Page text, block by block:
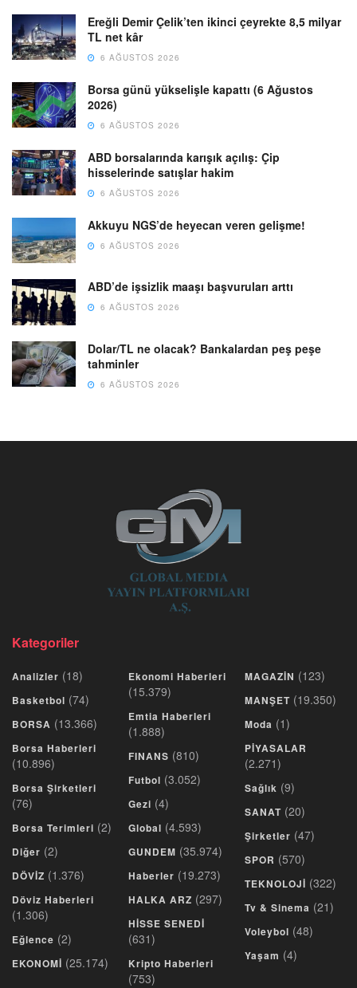
Ereğli Demir Çelik’ten ikinci çeyrekte 8,5 milyar
TL net kâr
6 AĞUSTOS 2026
Borsa günü yükselişle kapattı (6 Ağustos
2026)
6 AĞUSTOS 2026
ABD borsalarında karışık açılış: Çip
hisselerinde satışlar hakim
6 AĞUSTOS 2026
Akkuyu NGS’de heyecan veren gelişme!
6 AĞUSTOS 2026
ABD’de işsizlik maaşı başvuruları arttı
6 AĞUSTOS 2026
Dolar/TL ne olacak? Bankalardan peş peşe
tahminler
6 AĞUSTOS 2026
Kategoriler
Analizler (18)
Basketbol (74)
BORSA (13.366)
Borsa Haberleri
(10.896)
Borsa Şirketleri
(76)
Borsa Terimleri (2)
Diğer (2)
DÖVİZ (1.376)
Döviz Haberleri
(1.306)
Eğlence (2)
EKONOMİ (25.174)
Ekonomi Haberleri
(15.379)
Emtia Haberleri
(1.888)
FINANS (810)
Futbol (3.052)
Gezi (4)
Global (4.593)
GUNDEM (35.974)
Haberler (19.273)
HALKA ARZ (297)
HİSSE SENEDİ
(631)
Kripto Haberleri
(753)
MAGAZİN (123)
MANŞET (19.350)
Moda (1)
PİYASALAR
(2.271)
Sağlık (9)
SANAT (20)
Şirketler (47)
SPOR (570)
TEKNOLOJİ (322)
Tv & Sinema (21)
Voleybol (48)
Yaşam (4)